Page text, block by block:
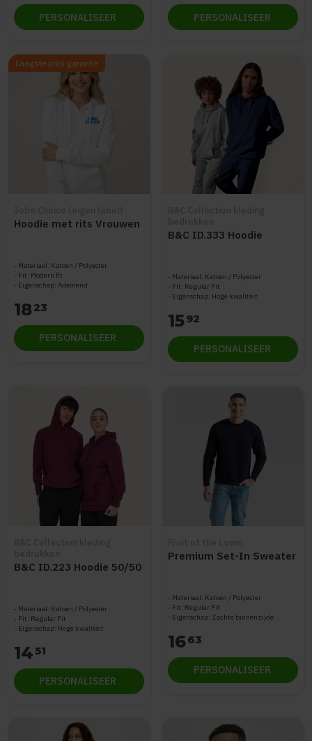
PERSONALISEER PERSONALISEER
Laagste prijs garantie
Hoodie met rits Vrouwen
Materiaal: Katoen / Polyester
Fit: Modern fit
Eigenschap: Ademend
1823
PERSONALISEER
B&C ID.333 Hoodie
Materiaal: Katoen / Polyester
Fit: Regular Fit
Eigenschap: Hoge kwaliteit
1592
PERSONALISEER
B&C ID.223 Hoodie 50/50
Materiaal: Katoen / Polyester
Fit: Regular Fit
Eigenschap: Hoge kwaliteit
14 51
PERSONALISEER
Premium Set-In Sweater
Materiaal: Katoen / Polyester
Fit: Regular Fit
Eigenschap: Zachte binnenzijde
1663
PERSONALISEER